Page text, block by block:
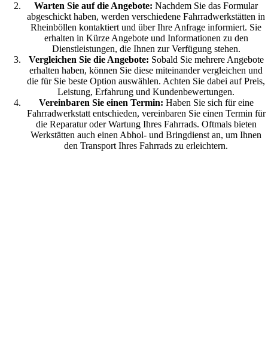
Warten Sie auf die Angebote: Nachdem Sie das Formular
abgeschickt haben, werden verschiedene Fahrradwerkstätten in
Rheinböllen kontaktiert und über Ihre Anfrage informiert. Sie
erhalten in Kürze Angebote und Informationen zu den
Dienstleistungen, die Ihnen zur Verfügung stehen.
Vergleichen Sie die Angebote: Sobald Sie mehrere Angebote
erhalten haben, können Sie diese miteinander vergleichen und
die für Sie beste Option auswählen. Achten Sie dabei auf Preis,
Leistung, Erfahrung und Kundenbewertungen.
Vereinbaren Sie einen Termin: Haben Sie sich für eine
Fahrradwerkstatt entschieden, vereinbaren Sie einen Termin für
die Reparatur oder Wartung Ihres Fahrrads. Oftmals bieten
Werkstätten auch einen Abhol- und Bringdienst an, um Ihnen
den Transport Ihres Fahrrads zu erleichtern.